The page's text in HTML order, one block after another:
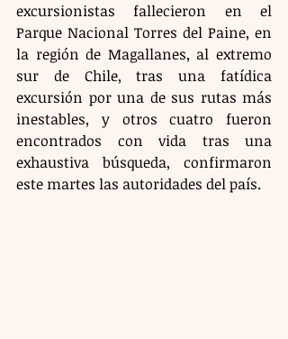
excursionistas fallecieron en el
Parque Nacional Torres del Paine, en
la región de Magallanes, al extremo
sur de Chile, tras una fatídica
excursión por una de sus rutas más
inestables, y otros cuatro fueron
encontrados con vida tras una
exhaustiva búsqueda, confirmaron
este martes las autoridades del país.